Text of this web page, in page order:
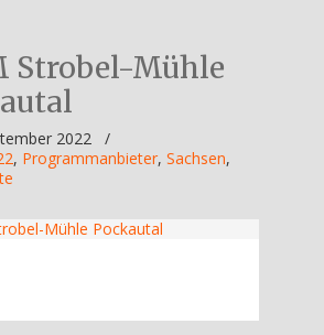
Strobel-Mühle
2022
/
, Programmanbieter, Sachsen,